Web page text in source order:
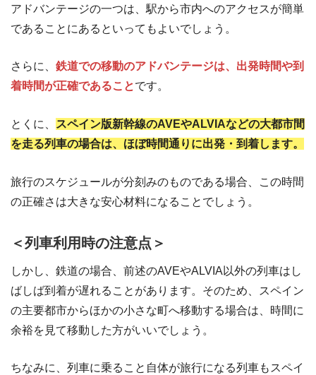
アドバンテージの一つは、駅から市内へのアクセスが簡単
であることにあるといってもよいでしょう。
さらに、 鉄道での移動のアドバンテージは、出発時間や到
着時間が正確であることです。
とくに、
スペイン版新幹線のAVEやALVIAなどの大都市間
を走る列車の場合は、ほぼ時間通りに出発・到着します。
旅行のスケジュールが分刻みのものである場合、この時間
の正確さは大きな安心材料になることでしょう。
＜列車利用時の注意点＞
しかし、鉄道の場合、前述のAVEやALVIA以外の列車はし
ばしば到着が遅れることがあります。そのため、スペイン
の主要都市からほかの小さな町へ移動する場合は、時間に
余裕を見て移動した方がいいでしょう。
ちなみに、列車に乗ること自体が旅行になる列車もスペイ